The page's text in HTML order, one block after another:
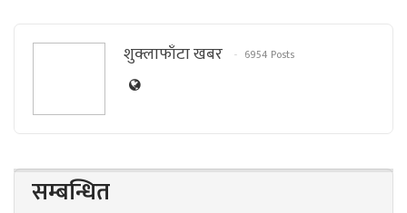
शुक्लाफाँटा खबर 6954 Posts
सम्बन्धित